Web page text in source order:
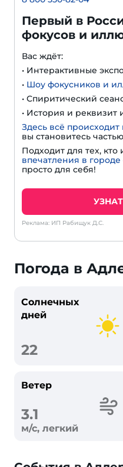
Первый в
фокусов и
Вас ждёт:
• Интерактивные
• Шоу фокусников и
• Спиритический
• История и реквизит
Здесь всё происходит
вы становитесь
Подходит для тех, кто
впечатления в городе
просто для себя!
Реклама: ИП Рабищук Д.С.
Погода в
Солнечных
дней
22
Ветер
3.1
м/с, легкий